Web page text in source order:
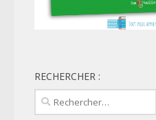
RECHERCHER :
Rechercher :